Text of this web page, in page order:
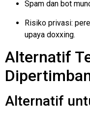
Spam dan bot
Risiko privasi:
upaya doxxing.
Alternatif
Alternatif